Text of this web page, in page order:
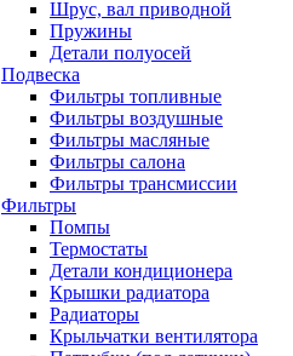
Шрус, вал приводной
Пружины
Детали полуосей
Подвеска
Фильтры топливные
Фильтры воздушные
Фильтры масляные
Фильтры салона
Фильтры трансмиссии
Фильтры
Помпы
Термостаты
Детали кондиционера
Крышки радиатора
Радиаторы
Крыльчатки вентилятора